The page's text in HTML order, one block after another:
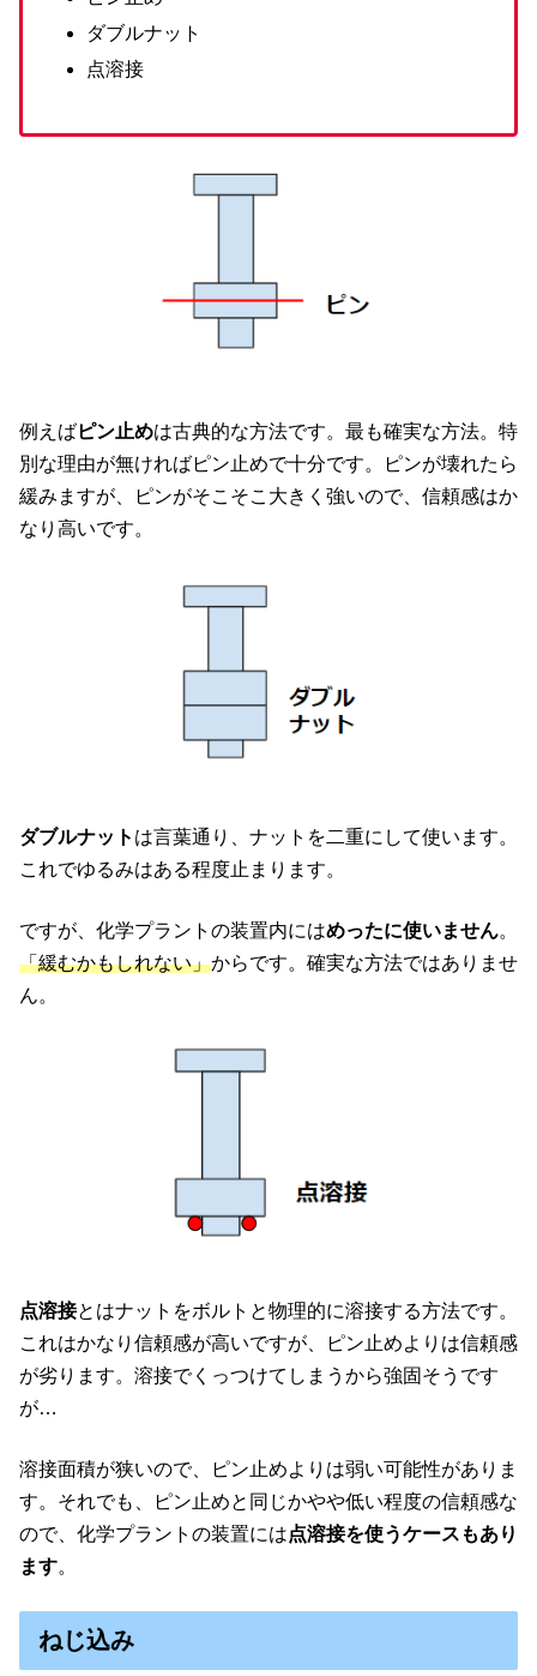
ダブルナット
点溶接
例えばピン止めは古典的な方法です。最も確実な方法。特
別な理由が無ければピン止めで十分です。ピンが壊れたら
緩みますが、ピンがそこそこ大きく強いので、信頼感はか
なり高いです。
ダブルナット は言葉通り、ナットを二重にして使います。
これでゆるみはある程度止まります。
ですが、化学プラントの装置内にはめったに使いません。
「緩むかもしれない」からです。確実な方法ではありませ
ん。
点溶接とはナットをボルトと物理的に溶接する方法です。
これはかなり信頼感が高いですが、ピン止めよりは信頼感
が劣ります。溶接でくっつけてしまうから強固そうです
が…
溶接面積が狭いので、ピン止めよりは弱い可能性がありま
す。それでも、ピン止めと同じかやや低い程度の信頼感な
ので、化学プラントの装置には点溶接を使うケースもあり
ます。
ねじ込み